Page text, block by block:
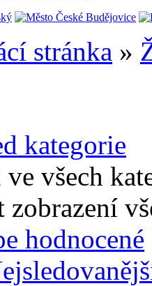
stránka »
kategorie
ve všech
hodnocené